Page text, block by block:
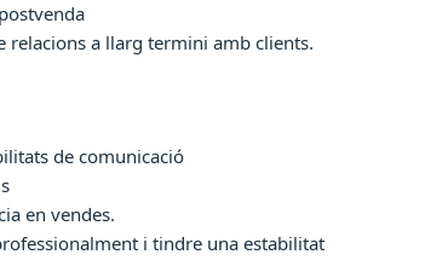
relacions a llarg termini amb clients.
de comunicació
en vendes.
i tindre una estabilitat